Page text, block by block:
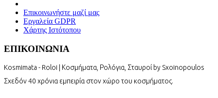
Επικοινωνήστε μαζί μας
Εργαλεία GDPR
Χάρτης Ιστότοπου
ΕΠΙΚΟΙΝΩΝΙΑ
Kosmimata - Roloi | Κοσμήματα, Ρολόγια, Σταυροί by Sxoinopoulos
Σχεδόν 40 χρόνια εμπειρία στον χώρο του κοσμήματος.